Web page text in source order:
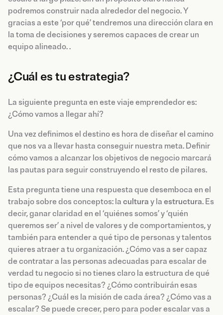
podremos construir nada alrededor del negocio. Y
gracias a este ‘por qué’ tendremos una dirección clara en
la toma de decisiones y seremos capaces de crear un
equipo alineado. .
¿Cuál es tu estrategia?
La siguiente pregunta en este viaje emprendedor es:
¿Cómo vamos a llegar ahí?
Una vez definimos el destino es hora de diseñar el camino
que nos va a llevar hasta conseguir nuestra meta. Definir
cómo vamos a alcanzar los objetivos de negocio marcará
las pautas para seguir construyendo el resto de pilares.‍
Esta pregunta tiene una respuesta que desemboca en el
trabajo sobre dos conceptos: la cultura y la estructura. Es
decir, ganar claridad en el ‘quiénes somos’ y ‘quién
queremos ser’ a nivel de valores y de comportamientos, y
también para entender a qué tipo de personas y talentos
quieres atraer a tu organización. ¿Cómo vas a ser capaz
de contratar a las personas adecuadas para escalar de
verdad tu negocio si no tienes claro la estructura de qué
tipo de equipos necesitas? ¿Cómo contribuirán esas
personas? ¿Cuál es la misión de cada área? ¿Cómo vas a
escalar? Se puede crecer, pero para poder escalar vas a